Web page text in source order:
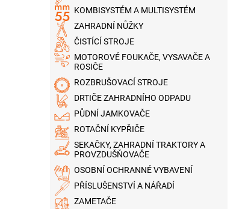
KOMBISYSTÉM A MULTISYSTÉM
ZAHRADNÍ NŮŽKY
ČISTÍCÍ STROJE
MOTOROVÉ FOUKAČE, VYSAVAČE A
ROSIČE
ROZBRUŠOVACÍ STROJE
DRTIČE ZAHRADNÍHO ODPADU
PŮDNÍ JAMKOVAČE
ROTAČNÍ KYPŘIČE
SEKAČKY, ZAHRADNÍ TRAKTORY A
PROVZDUŠŇOVAČE
OSOBNÍ OCHRANNÉ VYBAVENÍ
PŘÍSLUŠENSTVÍ A NÁŘADÍ
ZAMETAČE